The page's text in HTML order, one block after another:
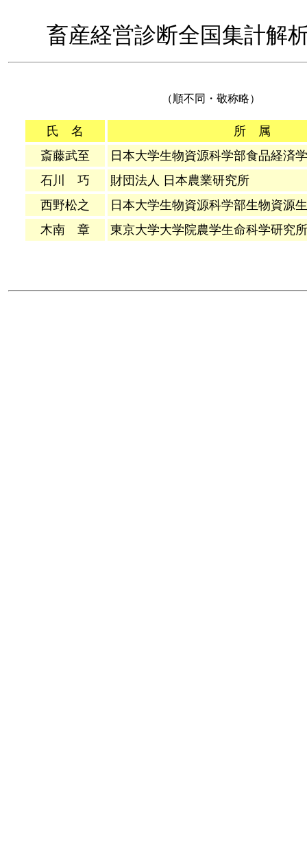
畜産経営診断全国集計解
（順不同・敬称略）
氏 名
所 属
斎藤武至
日本大学生物資源科学部食品経済
石川 巧
財団法人 日本農業研究所
西野松之
日本大学生物資源科学部生物資源
木南 章
東京大学大学院農学生命科学研究所